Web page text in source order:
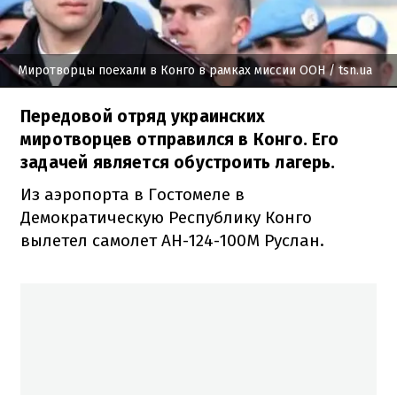
Миротворцы поехали в Конго в рамках миссии ООН/ tsn.ua
Передовой отряд украинских
миротворцев отправился в Конго. Его
задачей является обустроить лагерь.
Из аэропорта в Гостомеле в
Демократическую Республику Конго
вылетел самолет АН-124-100М Руслан.